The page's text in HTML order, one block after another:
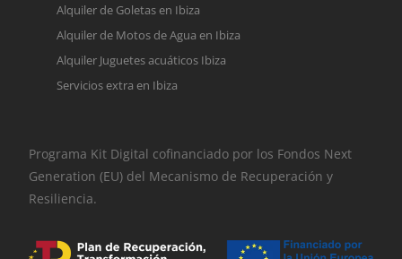
Alquiler de Goletas en Ibiza
Alquiler de Motos de Agua en Ibiza
Alquiler Juguetes acuáticos Ibiza
Servicios extra en Ibiza
Programa Kit Digital cofinanciado por los Fondos Next
Generation (EU) del Mecanismo de Recuperación y
Resiliencia.